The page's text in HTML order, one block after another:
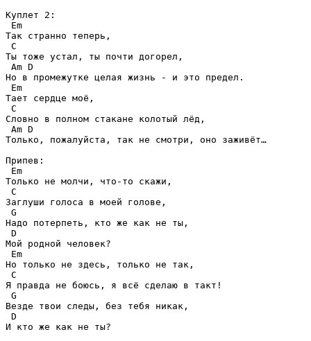
Куплет 2:
Em
Так странно теперь,
C
Ты тоже устал, ты почти догорел,
Am D
Но в промежутке целая жизнь - и это предел.
Em
Тает сердце моё,
C
Словно в полном стакане колотый лёд,
Am D
Только, пожалуйста, так не смотри, оно заживёт…
Припев:
Em
Только не молчи, что-то скажи,
C
Заглуши голоса в моей голове,
G
Надо потерпеть, кто же как не ты,
D
Мой родной человек?
Em
Но только не здесь, только не так,
C
Я правда не боюсь, я всё сделаю в такт!
G
Везде твои следы, без тебя никак,
D
И кто же как не ты?